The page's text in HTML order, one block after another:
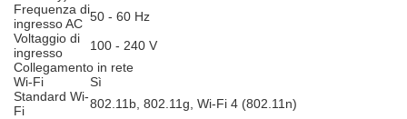
Frequenza di
ingresso AC 50 - 60 Hz
Voltaggio di
ingresso
100 - 240 V
Collegamento in rete
Wi-Fi
Sì
Standard Wi-
Fi
802.11b, 802.11g, Wi-Fi 4 (802.11n)